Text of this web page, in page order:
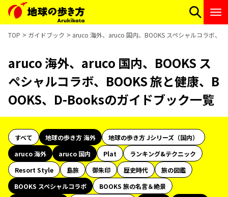
TOP ガイドブック aruco 海外、aruco 国内、BOOKS スペシャルコラボ、
aruco 海外、aruco 国内、BOOKS ス
ペシャルコラボ、BOOKS 旅と健康、B
OOKS、D-Booksのガイドブック一覧
すべて 地球の歩き方 海外
地球の歩き方 Jシリーズ（国内）
aruco 海外
aruco 国内 Plat
ランキング&テクニック
Resort Style
島旅 御朱印 歴史時代
旅の図鑑
BOOKS スペシャルコラボ
BOOKS 旅の名言＆絶景